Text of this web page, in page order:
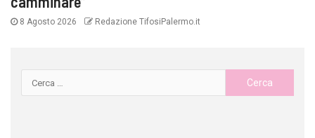
8 Agosto 2026 Redazione TifosiPalermo.it